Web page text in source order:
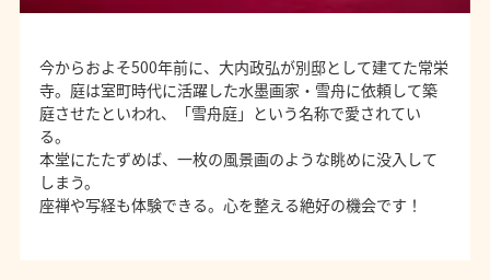
今からおよそ500年前に、大内政弘が別邸として建てた常栄
寺。庭は室町時代に活躍した水墨画家・雪舟に依頼して築
庭させたといわれ、「雪舟庭」という名称で愛されてい
る。
本堂にたたずめば、一枚の風景画のような眺めに没入して
しまう。
座禅や写経も体験できる。心を整える絶好の機会です！